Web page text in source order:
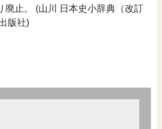
廃止。 (山川 日本史小辞典（改訂
版社)